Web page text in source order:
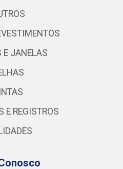
E JANELAS
E REGISTROS